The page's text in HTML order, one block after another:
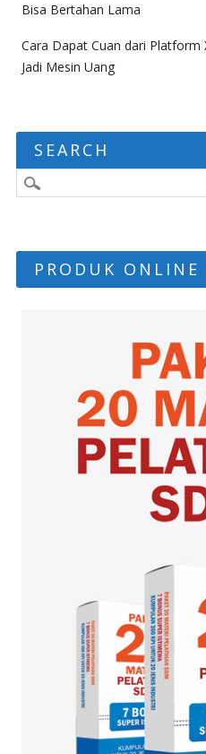
Bisa Bertahan Lama
Cara Dapat Cuan dari Platform
Jadi Mesin Uang
SEARCH
PRODUK ONLINE